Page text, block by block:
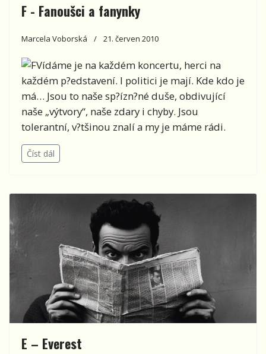
F - Fanoušci a fanynky
Marcela Voborská 21. červen 2010
Vídáme je na každém koncertu, herci na
každém p?edstavení. I politici je mají. Kde kdo je
má… Jsou to naše sp?ízn?né duše, obdivující
naše „výtvory“, naše zdary i chyby. Jsou
tolerantní, v?tšinou znalí a my je máme rádi.
Číst dál
E – Everest